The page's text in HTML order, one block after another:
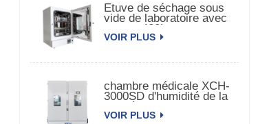
Etuve de séchage sous
vide de laboratoire avec
pompe 420L
VOIR PLUS
chambre médicale XCH-
3000SD d'humidité de la
température de la
stabilité 3000L
VOIR PLUS